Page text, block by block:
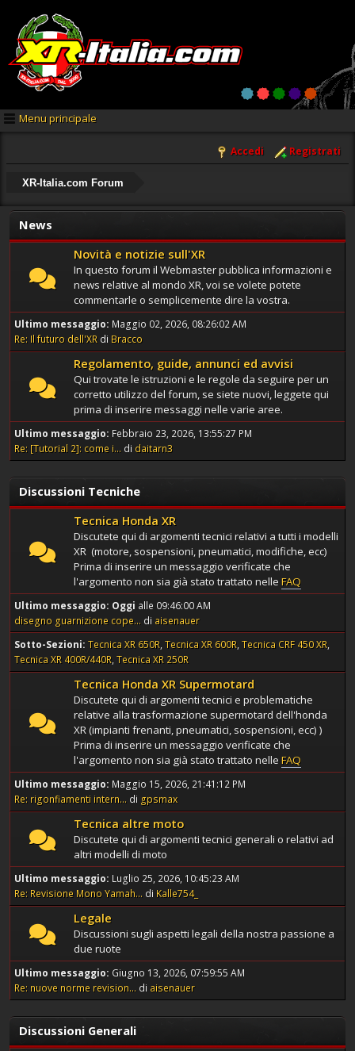
Menu principale
Accedi Registrati
XR-Italia.com Forum
News
Novità e notizie sull'XR
In questo forum il Webmaster pubblica informazioni e
news relative al mondo XR, voi se volete potete
commentarle o semplicemente dire la vostra.
Ultimo messaggio: Maggio 02, 2026, 08:26:02 AM
Re: Il futuro dell'XR di Bracco
Regolamento, guide, annunci ed avvisi
Qui trovate le istruzioni e le regole da seguire per un
corretto utilizzo del forum, se siete nuovi, leggete qui
prima di inserire messaggi nelle varie aree.
Ultimo messaggio: Febbraio 23, 2026, 13:55:27 PM
Re: [Tutorial 2]: come i... di daitarn3
Discussioni Tecniche
Tecnica Honda XR
Discutete qui di argomenti tecnici relativi a tutti i modelli
XR (motore, sospensioni, pneumatici, modifiche, ecc)
Prima di inserire un messaggio verificate che
l'argomento non sia già stato trattato nelle FAQ
Ultimo messaggio: Oggi alle 09:46:00 AM
disegno guarnizione cope... di aisenauer
Sotto-Sezioni Tecnica XR 650R Tecnica XR 600R Tecnica CRF 450 XR
Tecnica XR 400R/440R Tecnica XR 250R
Tecnica Honda XR Supermotard
Discutete qui di argomenti tecnici e problematiche
relative alla trasformazione supermotard dell'honda
XR (impianti frenanti, pneumatici, sospensioni, ecc) )
Prima di inserire un messaggio verificate che
l'argomento non sia già stato trattato nelle FAQ
Ultimo messaggio: Maggio 15, 2026, 21:41:12 PM
Re: rigonfiamenti intern... di gpsmax
Tecnica altre moto
Discutete qui di argomenti tecnici generali o relativi ad
altri modelli di moto
Ultimo messaggio: Luglio 25, 2026, 10:45:23 AM
Re: Revisione Mono Yamah... di Kalle754_
Legale
Discussioni sugli aspetti legali della nostra passione a
due ruote
Ultimo messaggio: Giugno 13, 2026, 07:59:55 AM
Re: nuove norme revision... di aisenauer
Discussioni Generali